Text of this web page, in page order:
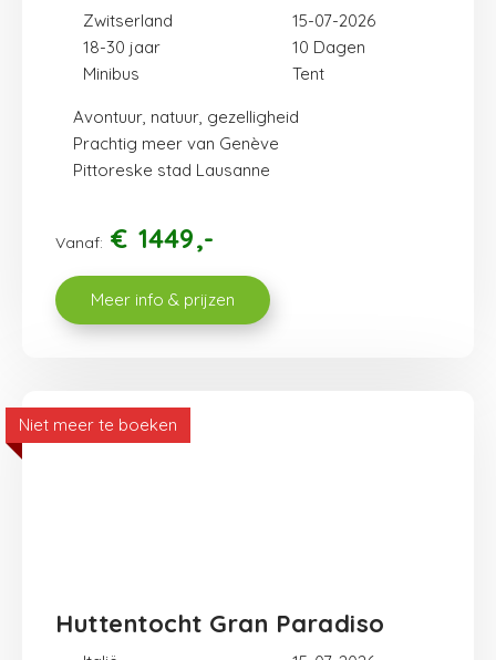
18-30 jaar 10
15-07-2026
Minibus Tent
Zwitserland
Avontuur, natuur, gezelligheid
Prachtig meer van Genève
Pittoreske stad Lausanne
Vanaf: € 1449
Meer info & prijzen
Huttentocht Gran Paradiso
Niet meer te boeken